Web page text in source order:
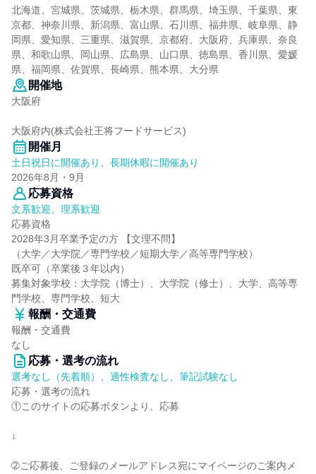
北海道、宮城県、茨城県、栃木県、群馬県、埼玉県、千葉県、東
京都、神奈川県、新潟県、富山県、石川県、福井県、岐阜県、静
岡県、愛知県、三重県、滋賀県、京都府、大阪府、兵庫県、奈良
県、和歌山県、岡山県、広島県、山口県、徳島県、香川県、愛媛
県、福岡県、佐賀県、長崎県、熊本県、大分県
開催地
大阪府
大阪府内(株式会社王将フードサービス)
開催月
土日祝日に開催あり、長期休暇に開催あり
2026年8月・9月
応募資格
文系歓迎、理系歓迎
応募資格
2028年3月卒業予定の方 【文理不問】
（大学／大学院／専門学校／短期大学／高等専門学校）
既卒可（卒業後３年以内）
募集対象学校：大学院（博士）、大学院（修士）、大学、高等専
門学校、専門学校、短大
報酬・交通費
報酬・交通費
なし
応募・選考の流れ
選考なし（先着順）、適性検査なし、筆記試験なし
応募・選考の流れ
①このサイトの応募ボタンより、応募
↓
➁ご応募後、ご登録のメールアドレス宛にマイページのご案内メ